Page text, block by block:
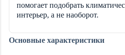
помогает подобрать
интерьер, а не наоборот.
Основные характеристики